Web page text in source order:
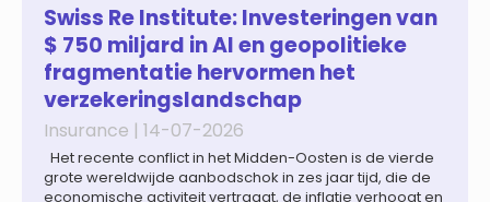
zich steeds vaker tot een zelfstandige bedrijfsfunctie: bij
43% van […]
Swiss Re Institute: Investeringen van
$ 750 miljard in AI en geopolitieke
fragmentatie hervormen het
verzekeringslandschap
Insurance | 14-07-2026
Het recente conflict in het Midden-Oosten is de vierde
grote wereldwijde aanbodschok in zes jaar tijd, die de
economische activiteit vertraagt, de inflatie verhoogt en